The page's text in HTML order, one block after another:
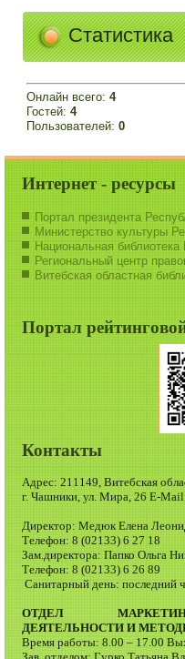
Статистика
Онлайн всего:4
Гостей:4
Пользователей:0
Интернет - ресурсы
Портал президента
Министерство культуры
Национальная
Региональный центр
Витебская областная
Портал
Контакты
Адрес: 211149, Витебская
г. Чашники, ул. Мира, 26 E-
Директор: Медюк Елена
Телефон: 8 (02133) 6 27 18
Зам.директора: Папко Ольга
Телефон: 8 (02133) 6 26 89
Санитарный день: последний
ОТДЕЛ
ДЕЯТЕЛЬНОСТИ И
Время работы: 8.00 – 17.00